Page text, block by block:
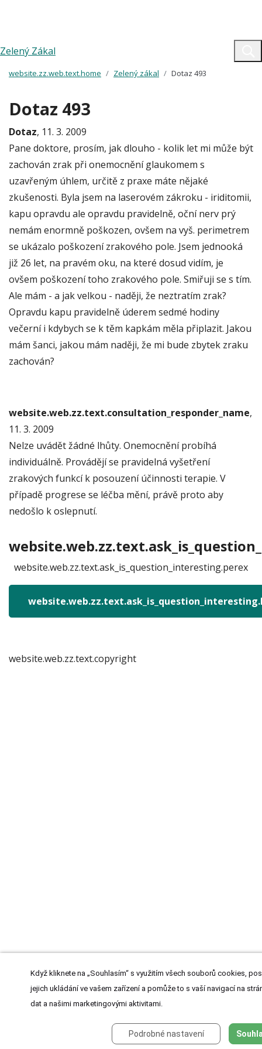
Zelený Zákal
website.zz.web.text.home Zelený zákal Dotaz 493
Dotaz 493
Dotaz, 11. 3. 2009
Pane doktore, prosím, jak dlouho - kolik let mi může být
zachován zrak při onemocnění glaukomem s
uzavřeným úhlem, určitě z praxe máte nějaké
zkušenosti. Byla jsem na laserovém zákroku - iriditomii,
kapu opravdu ale opravdu pravidelně, oční nerv prý
nemám enormně poškozen, ovšem na vyš. perimetrem
se ukázalo poškození zrakového pole. Jsem jednooká
již 26 let, na pravém oku, na které dosud vidím, je
ovšem poškození toho zrakového pole. Smiřuji se s tím.
Ale mám - a jak velkou - naději, že neztratím zrak?
Opravdu kapu pravidelně úderem sedmé hodiny
večerní i kdybych se k těm kapkám měla připlazit. Jakou
mám šanci, jakou mám naději, že mi bude zbytek zraku
zachován?
website.web.zz.text.consultation_responder_name,
11. 3. 2009
Nelze uvádět žádné lhůty. Onemocnění probíhá
individuálně. Provádějí se pravidelná vyšetření
zrakových funkcí k posouzení účinnosti terapie. V
případě progrese se léčba mění, právě proto aby
nedošlo k oslepnutí.
website.web.zz.text.ask_is_question_interesting.perex
website.web.zz.text.copyright
Když kliknete na „Souhlasím“ s využitím všech souborů cookies,
jejich ukládání ve vašem zařízení a pomůže to s vaší navigací na
dat a našimi marketingovými aktivitami.
Podrobné nastavení